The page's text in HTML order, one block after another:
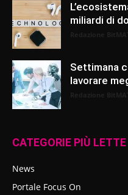
miliardi di
Settimana
lavorare
CATEGORIE PIÙ LETTE
News
Portale Focus On